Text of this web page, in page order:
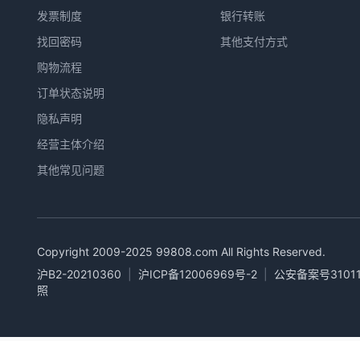
发票制度
找回密码
购物流程
订单状态说明
隐私声明
经营主体介绍
其他常见问题
银行转账
其他支付方式
Copyright 2009-2025 99808.com All Rights Reserved.
沪B2-20210360
沪ICP备12006969号-2
公安备案号
照